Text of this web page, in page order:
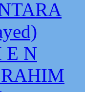
E N